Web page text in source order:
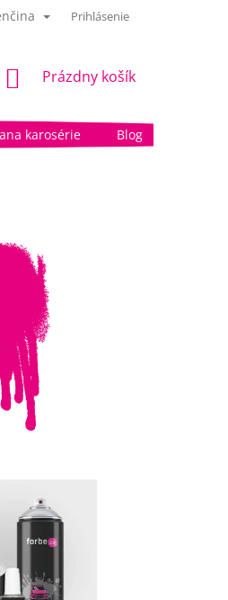
Prihlásenie
NÁKUPNÝ
Prázdny košík
karosérie Blog